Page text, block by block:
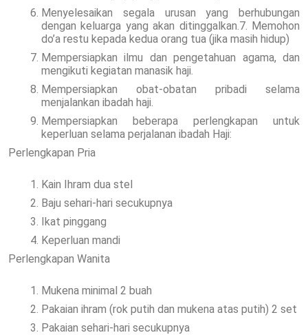
Menyelesaikan segala urusan yang berhubungan
dengan keluarga yang akan ditinggalkan.7. Memohon
do’a restu kepada kedua orang tua (jika masih hidup)
Mempersiapkan ilmu dan pengetahuan agama, dan
mengikuti kegiatan manasik haji.
Mempersiapkan obat-obatan pribadi selama
menjalankan ibadah haji.
Mempersiapkan beberapa perlengkapan untuk
keperluan selama perjalanan ibadah Haji:
Perlengkapan Pria
Kain Ihram dua stel
Baju sehari-hari secukupnya
Ikat pinggang
Keperluan mandi
Perlengkapan Wanita
Mukena minimal 2 buah
Pakaian ihram (rok putih dan mukena atas putih) 2 set
Pakaian sehari-hari secukupnya